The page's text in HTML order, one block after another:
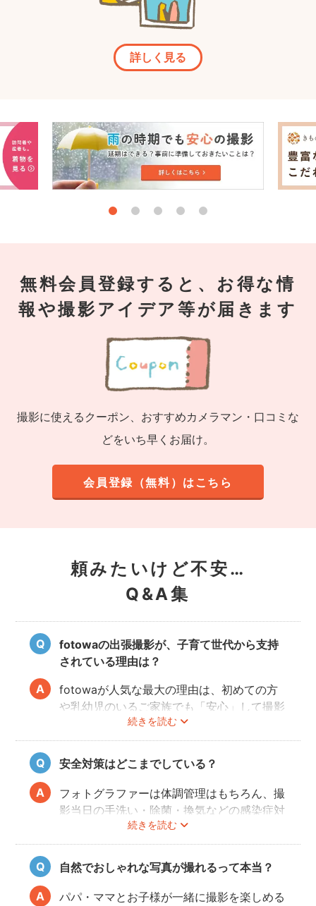
詳しく見る
無料会員登録すると、お得な情
報や撮影アイデア等が届きます
撮影に使えるクーポン、おすすめカメラマン・口コミな
どをいち早くお届け。
会員登録（無料）はこちら
頼みたいけど不安…
Q&A集
fotowaの出張撮影が、子育て世代から支持
されている理由は？
続きを読む
fotowaが人気な最大の理由は、初めての方
や乳幼児のいるご家族でも「安心」して撮影
を楽しんでいただけることです。
厳しい審査を通過した、赤ちゃん・子どもの
扱いに慣れているパパ・ママ世代のカメラマ
ンが全国に多数在籍。
またどのカメラマンでも指名料は一切ござい
ません。分かりやすい料金体系も人気のポイ
安全対策はどこまでしている？
続きを読む
フォトグラファーは体調管理はもちろん、撮
影当日の手洗い・除菌・換気などの感染症対
策や、熱中症予防に努めます。
また、撮影中はご家族のペースに合わせなが
ら、周囲や足元に危険なものがないか注意を
呼び掛けながら進行しますのでご安心くださ
い。
自然でおしゃれな写真が撮れるって本当？
パパ・ママとお子様が一緒に撮影を楽しめる